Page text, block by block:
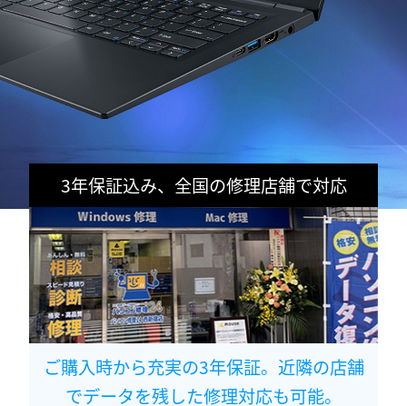
3年保証込み、全国の修理店舗で対応
ご購入時から充実の3年保証。近隣の店舗
でデータを残した修理対応も可能。